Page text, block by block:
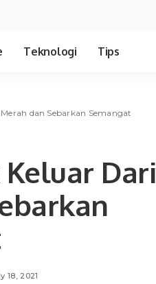
Teknologi Tips
dan Sebarkan Semangat
Dari
18, 2021